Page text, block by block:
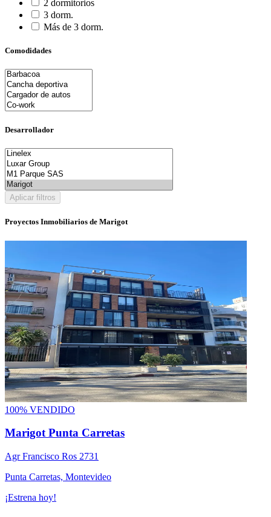
2 dormitorios
3 dorm.
Más de 3 dorm.
Comodidades
Desarrollador
Aplicar filtros
Proyectos Inmobiliarios de Marigot
100% VENDIDO
Marigot Punta Carretas
Agr Francisco Ros 2731
Punta Carretas, Montevideo
¡Estrena hoy!